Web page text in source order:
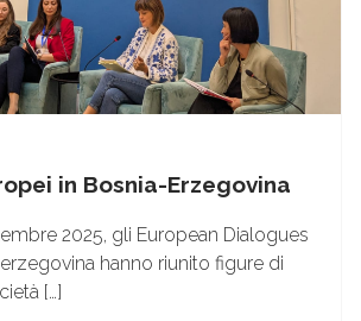
in Bosnia-Erzegovina
2025, gli European Dialogues
hanno riunito figure di
[…]